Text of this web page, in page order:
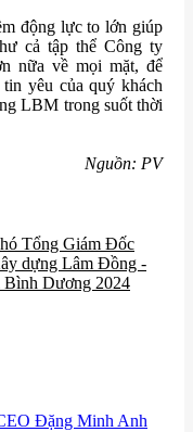
động lực to lớn giúp
cả tập thể Công ty
nữa về mọi mặt, để
yêu của quý khách
LBM trong suốt thời
Nguồn: PV
Tổng Giám Đốc
dựng Lâm Đồng -
Bình Dương 2024
Đặng Minh Anh